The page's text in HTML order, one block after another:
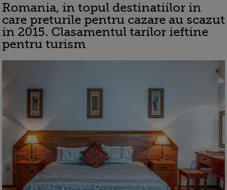
Romania, in topul destinatiilor in
care preturile pentru cazare au scazut
in 2015. Clasamentul tarilor ieftine
pentru turism